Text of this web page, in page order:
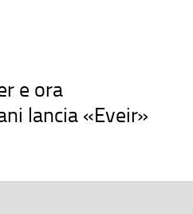
e ora
lancia «Eveir»